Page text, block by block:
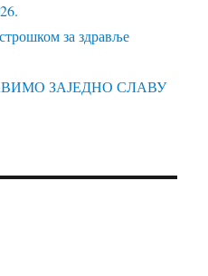
за здравље
ЗАЈЕДНО СЛАВУ